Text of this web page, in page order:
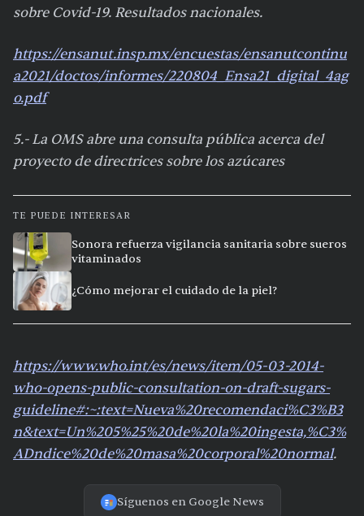
sobre Covid-19. Resultados nacionales.
https://ensanut.insp.mx/encuestas/ensanutcontinu
a2021/doctos/informes/220804_Ensa21_digital_4ag
o.pdf
5.- La OMS abre una consulta pública acerca del
proyecto de directrices sobre los azúcares
TE PUEDE INTERESAR
Sonora refuerza vigilancia sanitaria sobre sueros
vitaminados
¿Cómo mejorar el cuidado de la piel?
https://www.who.int/es/news/item/05-03-2014-
who-opens-public-consultation-on-draft-sugars-
guideline#:~:text=Nueva%20recomendaci%C3%B3
n&text=Un%205%25%20de%20la%20ingesta,%C3%
ADndice%20de%20masa%20corporal%20normal.
Síguenos en Google News